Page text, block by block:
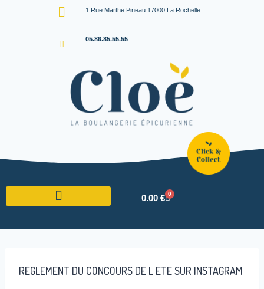
1 Rue Marthe Pineau 17000 La Rochelle
05.86.85.55.55
0.00 € 0
REGLEMENT DU CONCOURS DE L ETE SUR INSTAGRAM